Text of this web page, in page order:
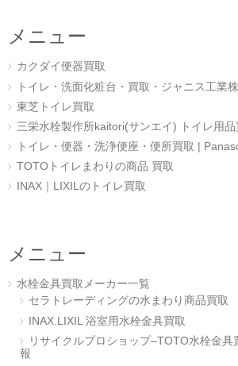
メニュー
カクダイ便器買取
トイレ・洗面化粧台・買取・ジャニス工業
東芝トイレ買取
三栄水栓製作所kaitori(サンエイ) トイレ用品
トイレ・便器・洗浄便座・便所買取 |
TOTOトイレまわりの商品 買取
INAX｜LIXILのトイレ買取
メニュー
水栓金具買取メーカー一覧
セラトレーディングの水まわり商品買取
INAX.LIXIL 浴室用水栓金具買取
リサイクルプロショップ–TOTO水栓金
報